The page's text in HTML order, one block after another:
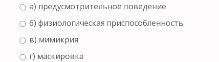
а) предусмотрительное поведение
б) физиологическая приспособленность
в) мимикрия
г) маскировка